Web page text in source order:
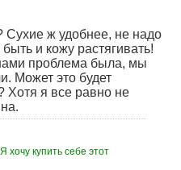
ж удобнее, не надо
и кожу растягивать!
проблема была, мы
Может это будет
я все равно не
хочу купить себе этот